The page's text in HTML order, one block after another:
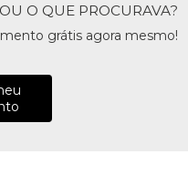
O QUE PROCURAVA?
grátis agora mesmo!